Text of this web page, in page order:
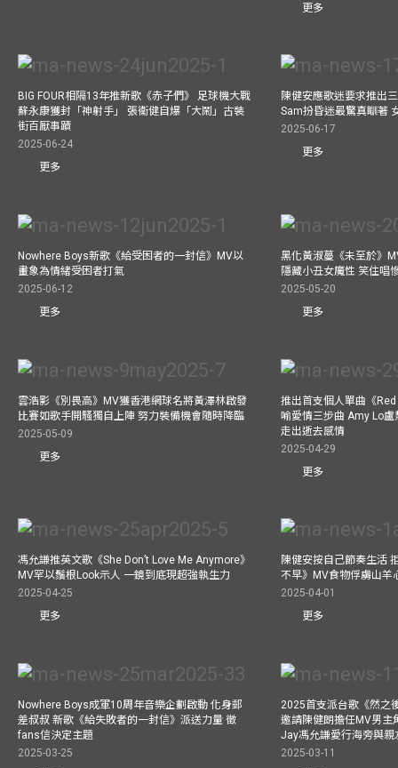
更多
BIG FOUR相隔13年推新歌《赤子們》 足球機大戰
蘇永康獲封「神射手」 張衞健自爆「大鬧」古裝
街百厭事蹟
2025-06-24
更多
陳健安應歌迷要求推出
Sam扮昏迷最驚真瞓著
2025-06-17
更多
Nowhere Boys新歌《給受困者的一封信》MV以
畫象為情緒受困者打氣
2025-06-12
更多
黑化黃淑蔓《未至於》
隱藏小丑女魔性 笑住唱
2025-05-20
更多
雲浩影《別畏高》MV獲香港網球名將黃澤林啟發
比賽如歌手開騷獨自上陣 努力裝備機會隨時降臨
2025-05-09
更多
推出首支個人單曲《
喻愛情三步曲 Amy Lo
走出逝去感情
2025-04-29
更多
馮允謙推英文歌《She Don’t Love Me Anymore》
MV罕以鬚根Look示人 一鏡到底現超強執生力
2025-04-25
更多
陳健安按自己節奏生活
不早》MV食物俘虜山羊
2025-04-01
更多
Nowhere Boys成軍10周年音樂企劃啟動 化身郵
差叔叔 新歌《給失敗者的一封信》派送力量 徵
fans信決定主題
2025-03-25
2025首支派台歌《然之
邀請陳健朗擔任MV男主
Jay馮允謙愛行海旁與
2025-03-11